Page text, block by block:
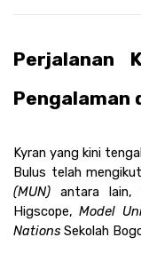
Perjalanan
Pengalaman
Kyran yang kini
Bulus telah
(MUN) antara lain,
Higscope, Model
Nations Sekolah